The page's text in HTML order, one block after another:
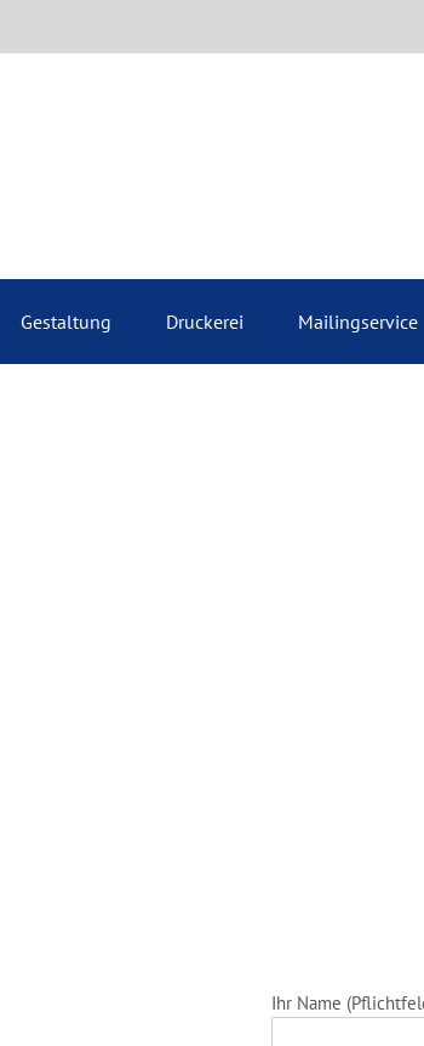
Gestaltung Druckerei Mailingservice
Ihr Name